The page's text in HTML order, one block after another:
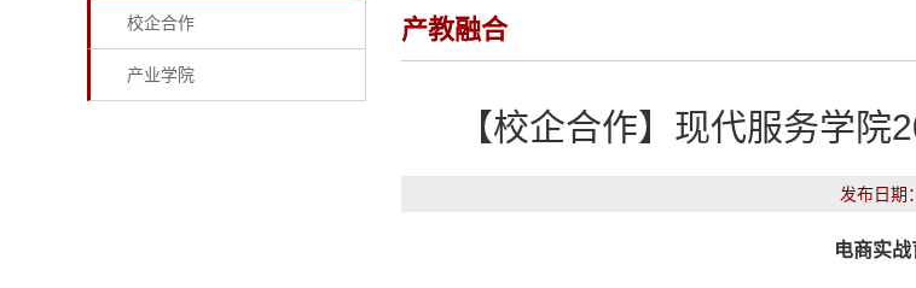
校企合作
产业学院
产教融合
【校企合作】现代服务学
发布日期
电商实